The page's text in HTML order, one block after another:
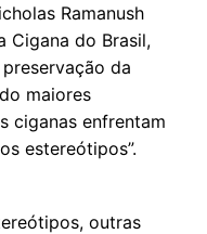
Ramanush
Cigana do Brasil,
da
maiores
ciganas enfrentam
estereótipos”.
outras